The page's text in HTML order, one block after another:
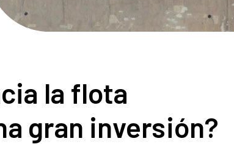
la flota
gran inversión?